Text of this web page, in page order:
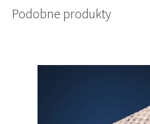
Podobne produkty